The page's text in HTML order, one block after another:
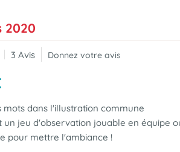
2020
3 Avis Donnez votre avis
mots dans l'illustration commune
un jeu d'observation jouable en équipe
pour mettre l'ambiance !